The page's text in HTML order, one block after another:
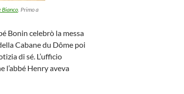
Bianco. Primo a
Bonin celebrò la messa
Cabane du Dôme poi
di sé. L’ufficio
l’abbé Henry aveva